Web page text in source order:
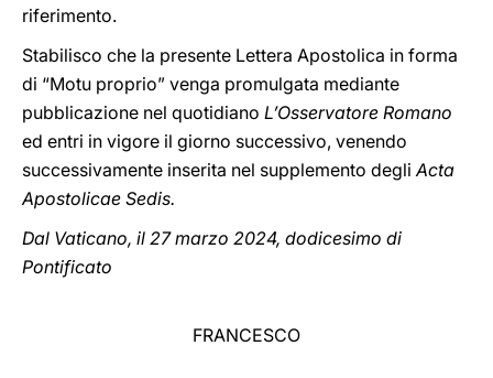
riferimento.
Stabilisco che la presente Lettera Apostolica in forma
di “Motu proprio” venga promulgata mediante
pubblicazione nel quotidiano L’Osservatore Romano
ed entri in vigore il giorno successivo, venendo
successivamente inserita nel supplemento degliActa
Apostolicae Sedis.
Dal Vaticano, il 27 marzo 2024, dodicesimo di
Pontificato
FRANCESCO